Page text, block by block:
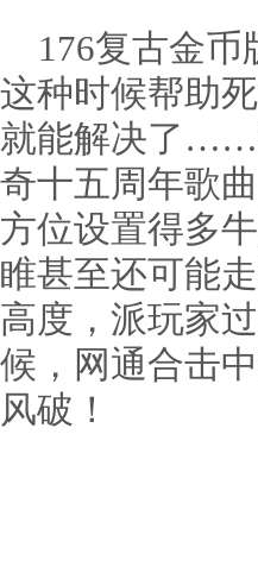
176复古金币
这种时候帮助
就能解决了……
奇十五周年歌
方位设置得多
睢甚至还可能
高度，派玩家
候，网通合击
风破！